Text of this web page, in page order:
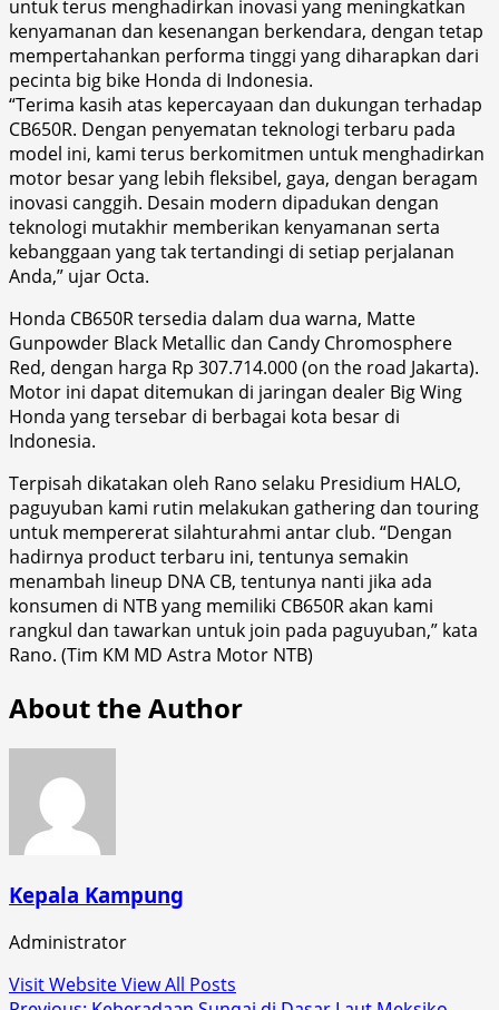
untuk terus menghadirkan inovasi yang meningkatkan
kenyamanan dan kesenangan berkendara, dengan tetap
mempertahankan performa tinggi yang diharapkan dari
pecinta big bike Honda di Indonesia.
“Terima kasih atas kepercayaan dan dukungan terhadap
CB650R. Dengan penyematan teknologi terbaru pada
model ini, kami terus berkomitmen untuk menghadirkan
motor besar yang lebih fleksibel, gaya, dengan beragam
inovasi canggih. Desain modern dipadukan dengan
teknologi mutakhir memberikan kenyamanan serta
kebanggaan yang tak tertandingi di setiap perjalanan
Anda,” ujar Octa.
Honda CB650R tersedia dalam dua warna, Matte
Gunpowder Black Metallic dan Candy Chromosphere
Red, dengan harga Rp 307.714.000 (on the road Jakarta).
Motor ini dapat ditemukan di jaringan dealer Big Wing
Honda yang tersebar di berbagai kota besar di
Indonesia.
Terpisah dikatakan oleh Rano selaku Presidium HALO,
paguyuban kami rutin melakukan gathering dan touring
untuk mempererat silahturahmi antar club. “Dengan
hadirnya product terbaru ini, tentunya semakin
menambah lineup DNA CB, tentunya nanti jika ada
konsumen di NTB yang memiliki CB650R akan kami
rangkul dan tawarkan untuk join pada paguyuban,” kata
Rano. (Tim KM MD Astra Motor NTB)
About the Author
Kepala Kampung
Administrator
Visit WebsiteView All Posts